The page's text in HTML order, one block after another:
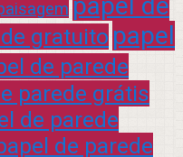
gratuito papel
de parede
parede grátis
de parede
de parede